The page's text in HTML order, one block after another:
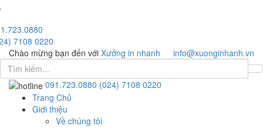
7108 0220
Chào mừng bạn đến với Xưởng in nhanh info@xuonginhanh.vn
091.723.0880 (024) 7108 0220
Trang Chủ
Giới thiệu
Về chúng tôi